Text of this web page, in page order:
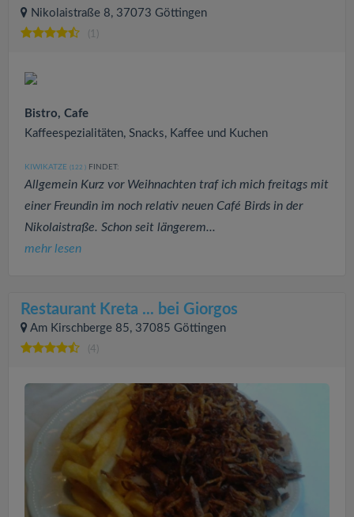
Nikolaistraße 8, 37073 Göttingen
(1)
Bistro, Cafe
Kaffeespezialitäten, Snacks, Kaffee und Kuchen
KIWIKATZE (122 ) FINDET:
Allgemein Kurz vor Weihnachten traf ich mich freitags mit
einer Freundin im noch relativ neuen Café Birds in der
Nikolaistraße. Schon seit längerem...
mehr lesen
Restaurant Kreta ... bei Giorgos
Am Kirschberge 85, 37085 Göttingen
(4)